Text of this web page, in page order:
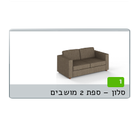
1
סלון – ספת 2 מושבים